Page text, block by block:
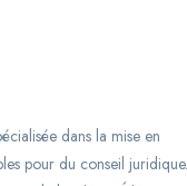
dans la mise en
pour du conseil juridique.